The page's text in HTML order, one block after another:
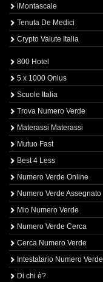
iMontascale
Tenuta De Medici
Crypto Valute Italia
800 Hotel
5 x 1000 Onlus
Scuole Italia
Trova Numero Verde
Materassi Materassi
Mutuo Fast
Best 4 Less
Numero Verde Online
Numero Verde Assegnato
Mio Numero Verde
Numero Verde Cerca
Cerca Numero Verde
Intestatario Numero Verde
Di chi è?